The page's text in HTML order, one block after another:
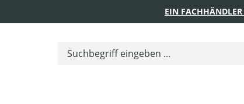
EIN FACHHÄNDLER